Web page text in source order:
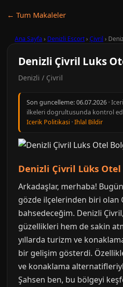
← Tum Makaleler
Ana Sayfa › Denizli Escort› Çivril ›
Denizli Çivril Luks
Denizli / Çivril
Son guncelleme:06.07.2026 ·
ilkeleri dogrultusunda kontrol
Icerik Politikasi ·Ihlal Bildir
Denizli Çivril Lüks
Arkadaşlar, merhaba!
gözde ilçelerinden biri olan
bahsedeceğim. Denizli
güzellikleri hem de sakin
yıllarda turizm ve
bir gelişim gösterdi.
ve konaklama
Şahsen ben, bu bölgeyi